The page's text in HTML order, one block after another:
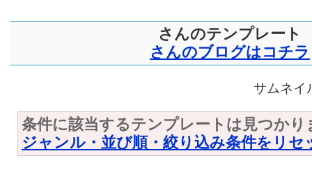
さんのテンプレート
さんのブログはコチラ
サムネイ
条件に該当するテンプレートは見つかり
ジャンル・並び順・絞り込み条件をリセ